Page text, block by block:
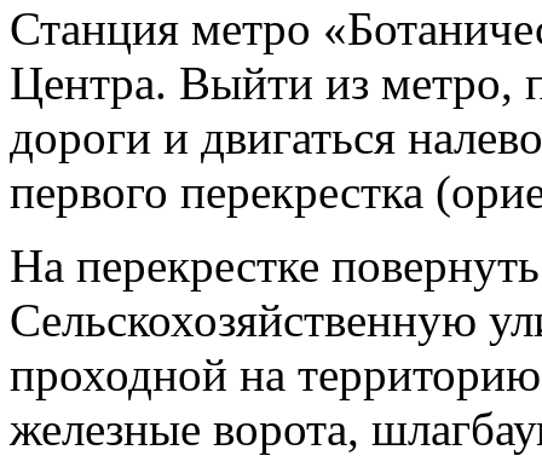
Станция метро
Центра. Выйти из метро,
дороги и двигаться
первого перекрестка
На перекрестке
Сельскохозяйственную
проходной на
железные ворота,